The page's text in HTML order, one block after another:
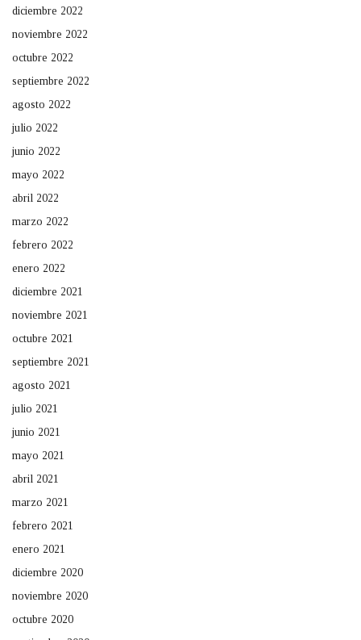
diciembre 2022
noviembre 2022
octubre 2022
septiembre 2022
agosto 2022
julio 2022
junio 2022
mayo 2022
abril 2022
marzo 2022
febrero 2022
enero 2022
diciembre 2021
noviembre 2021
octubre 2021
septiembre 2021
agosto 2021
julio 2021
junio 2021
mayo 2021
abril 2021
marzo 2021
febrero 2021
enero 2021
diciembre 2020
noviembre 2020
octubre 2020